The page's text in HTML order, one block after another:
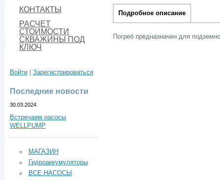
КОНТАКТЫ
РАСЧЕТ
СТОИМОСТИ
СКВАЖИНЫ ПОД
КЛЮЧ
Войти Зарегистрироваться
Последние новости
30.03.2024
Встречаем насосы
WELLPUMP
МАГАЗИН
Гидроаккумуляторы
ВСЕ НАСОСЫ
Подробное описание
Погреб предназначен для